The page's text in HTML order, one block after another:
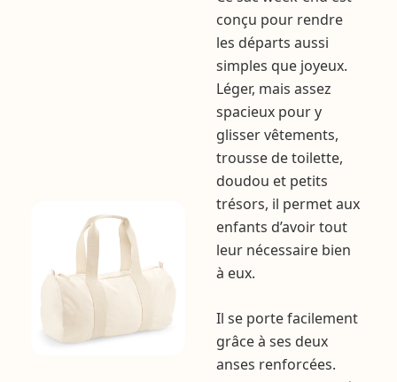
conçu pour rendre
les départs aussi
simples que joyeux.
Léger, mais assez
spacieux pour y
glisser vêtements,
trousse de toilette,
doudou et petits
trésors, il permet aux
enfants d’avoir tout
leur nécessaire bien
à eux.
Il se porte facilement
grâce à ses deux
anses renforcées.